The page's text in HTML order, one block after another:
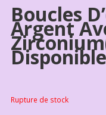
Boucles
Argent
Rupture de stock